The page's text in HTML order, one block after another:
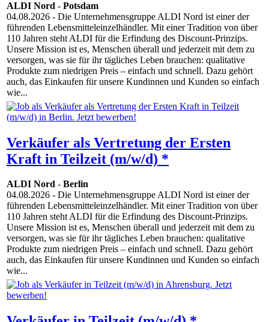
ALDI Nord - Potsdam
04.08.2026 - Die Unternehmensgruppe ALDI Nord ist einer der
führenden Lebensmitteleinzelhändler. Mit einer Tradition von über
110 Jahren steht ALDI für die Erfindung des Discount-Prinzips.
Unsere Mission ist es, Menschen überall und jederzeit mit dem zu
versorgen, was sie für ihr tägliches Leben brauchen: qualitative
Produkte zum niedrigen Preis – einfach und schnell. Dazu gehört
auch, das Einkaufen für unsere Kundinnen und Kunden so einfach
wie...
Verkäufer als Vertretung der Ersten
Kraft in Teilzeit (m/w/d) *
ALDI Nord - Berlin
04.08.2026 - Die Unternehmensgruppe ALDI Nord ist einer der
führenden Lebensmitteleinzelhändler. Mit einer Tradition von über
110 Jahren steht ALDI für die Erfindung des Discount-Prinzips.
Unsere Mission ist es, Menschen überall und jederzeit mit dem zu
versorgen, was sie für ihr tägliches Leben brauchen: qualitative
Produkte zum niedrigen Preis – einfach und schnell. Dazu gehört
auch, das Einkaufen für unsere Kundinnen und Kunden so einfach
wie...